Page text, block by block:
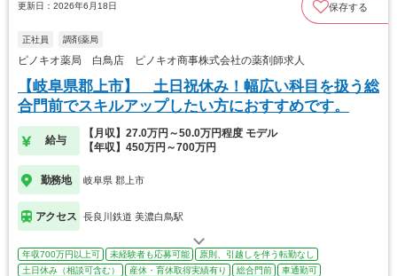
更新日：2026年6月18日 保存する
正社員 調剤薬局
ピノキオ薬局 白鳥店 ピノキオ商事株式会社の薬剤師求人
【岐阜県郡上市】 土日祝休み！幅広い科目を扱う総
合門前でスキルアップしたい方におすすめです。
給与
【月収】27.0万円～50.0万円程度 モデル
【年収】450万円～700万円
勤務地 岐阜県 郡上市
アクセス 長良川鉄道 美濃白鳥駅
年収700万円以上可 未経験者も応募可能
原則、引越しを伴う転勤なし
土日休み（相談可含む）
産休・育休取得実績有り 総合門前
車通勤可